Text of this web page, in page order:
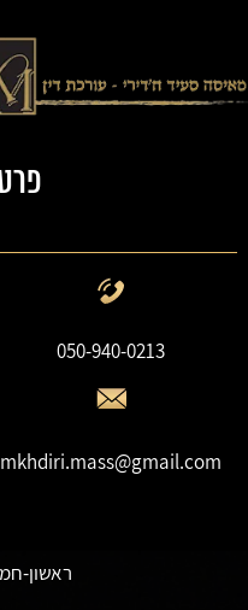
050-940-0213
mkhdiri.mass@gmail.com
ראשון-חמישי: